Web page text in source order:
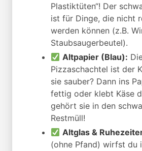
Plastiktüten“! Der
ist für Dinge, die nicht
werden können (z.B.
Staubsaugerbeutel).
Altpapier (Blau):
Pizzaschachtel ist der
sie sauber? Dann ins
fettig oder klebt Käse
gehört sie in den
Restmüll!
Altglas &
(ohne Pfand) wirfst du